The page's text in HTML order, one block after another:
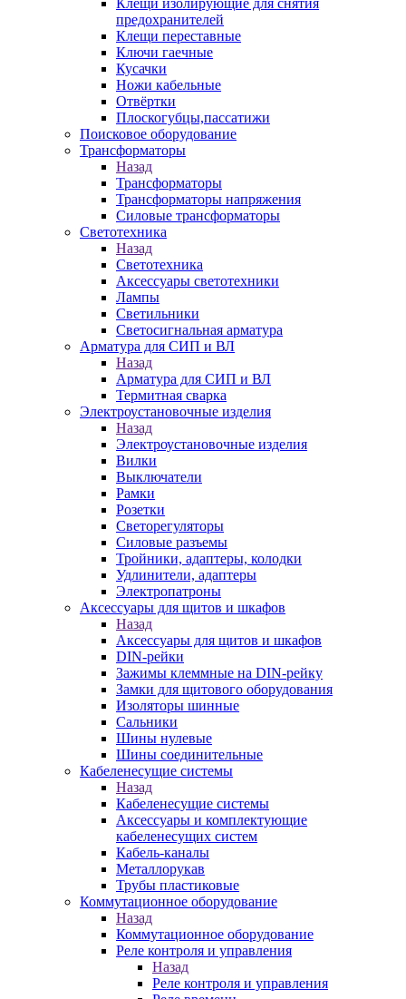
Клещи изолирующие для снятия
предохранителей
Клещи переставные
Ключи гаечные
Кусачки
Ножи кабельные
Отвёртки
Плоскогубцы,пассатижи
Поисковое оборудование
Трансформаторы
Назад
Трансформаторы
Трансформаторы напряжения
Силовые трансформаторы
Светотехника
Назад
Светотехника
Аксессуары светотехники
Лампы
Светильники
Светосигнальная арматура
Арматура для СИП и ВЛ
Назад
Арматура для СИП и ВЛ
Термитная сварка
Электроустановочные изделия
Назад
Электроустановочные изделия
Вилки
Выключатели
Рамки
Розетки
Светорегуляторы
Силовые разъемы
Тройники, адаптеры, колодки
Удлинители, адаптеры
Электропатроны
Аксессуары для щитов и шкафов
Назад
Аксессуары для щитов и шкафов
DIN-рейки
Зажимы клеммные на DIN-рейку
Замки для щитового оборудования
Изоляторы шинные
Сальники
Шины нулевые
Шины соединительные
Кабеленесущие системы
Назад
Кабеленесущие системы
Аксессуары и комплектующие
кабеленесущих систем
Кабель-каналы
Металлорукав
Трубы пластиковые
Коммутационное оборудование
Назад
Коммутационное оборудование
Реле контроля и управления
Назад
Реле контроля и управления